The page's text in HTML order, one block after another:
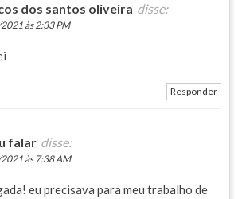
dos santos oliveira disse:
às 2:33 PM
Responder
falar disse:
às 7:38 AM
eu precisava para meu trabalho de